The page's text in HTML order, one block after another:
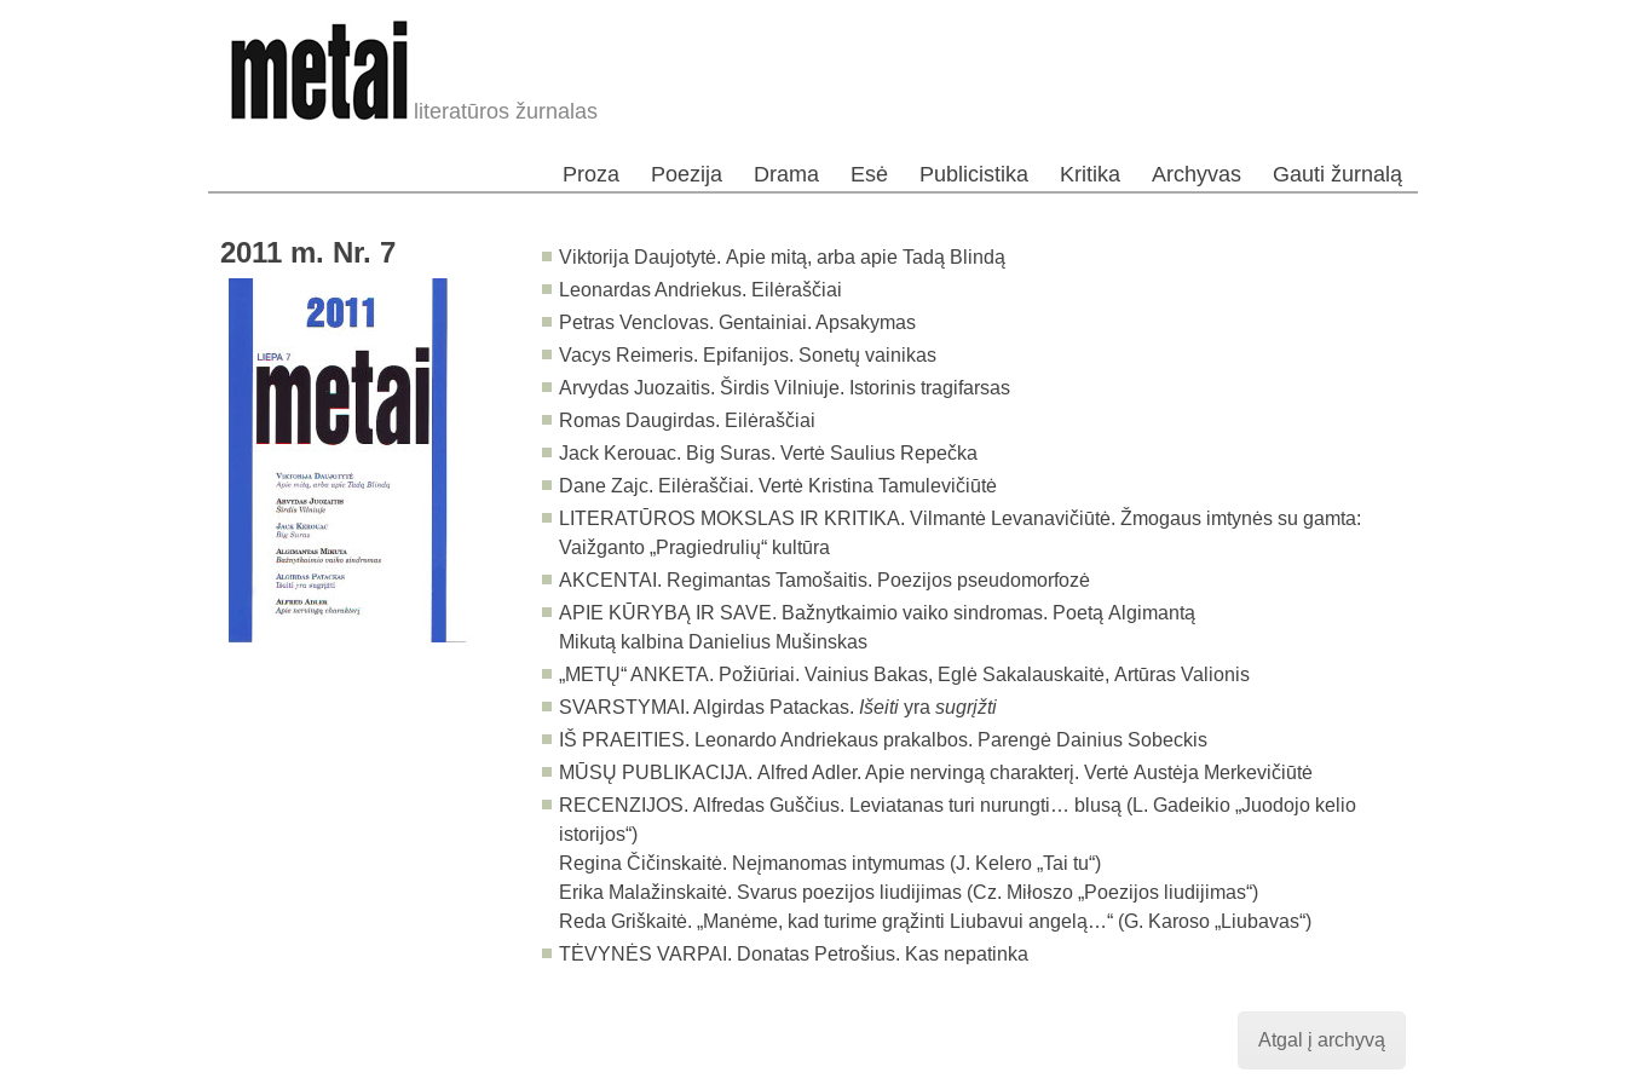
literatūros žurnalas
Proza Poezija Drama Esė Publicistika Kritika Archyvas Gauti žurnalą
2011 m. Nr. 7
Viktorija Daujotytė. Apie mitą, arba apie Tadą Blindą
Leonardas Andriekus. Eilėraščiai
Petras Venclovas. Gentainiai. Apsakymas
Vacys Reimeris. Epifanijos. Sonetų vainikas
Arvydas Juozaitis. Širdis Vilniuje. Istorinis tragifarsas
Romas Daugirdas. Eilėraščiai
Jack Kerouac. Big Suras. Vertė Saulius Repečka
Dane Zajc. Eilėraščiai. Vertė Kristina Tamulevičiūtė
LITERATŪROS MOKSLAS IR KRITIKA. Vilmantė Levanavičiūtė. Žmogaus imtynės su gamta:
Vaižganto „Pragiedrulių“ kultūra
AKCENTAI. Regimantas Tamošaitis. Poezijos pseudomorfozė
APIE KŪRYBĄ IR SAVE. Bažnytkaimio vaiko sindromas. Poetą Algimantą
Mikutą kalbina Danielius Mušinskas
„METŲ“ ANKETA. Požiūriai. Vainius Bakas, Eglė Sakalauskaitė, Artūras Valionis
SVARSTYMAI. Algirdas Patackas. Išeiti yra sugrįžti
IŠ PRAEITIES. Leonardo Andriekaus prakalbos. Parengė Dainius Sobeckis
MŪSŲ PUBLIKACIJA. Alfred Adler. Apie nervingą charakterį. Vertė Austėja Merkevičiūtė
RECENZIJOS. Alfredas Guščius. Leviatanas turi nurungti… blusą (L. Gadeikio „Juodojo kelio
istorijos“)
Regina Čičinskaitė. Neįmanomas intymumas (J. Kelero „Tai tu“)
Erika Malažinskaitė. Svarus poezijos liudijimas (Cz. Miłoszo „Poezijos liudijimas“)
Reda Griškaitė. „Manėme, kad turime grąžinti Liubavui angelą…“ (G. Karoso „Liubavas“)
TĖVYNĖS VARPAI. Donatas Petrošius. Kas nepatinka
Atgal į archyvą